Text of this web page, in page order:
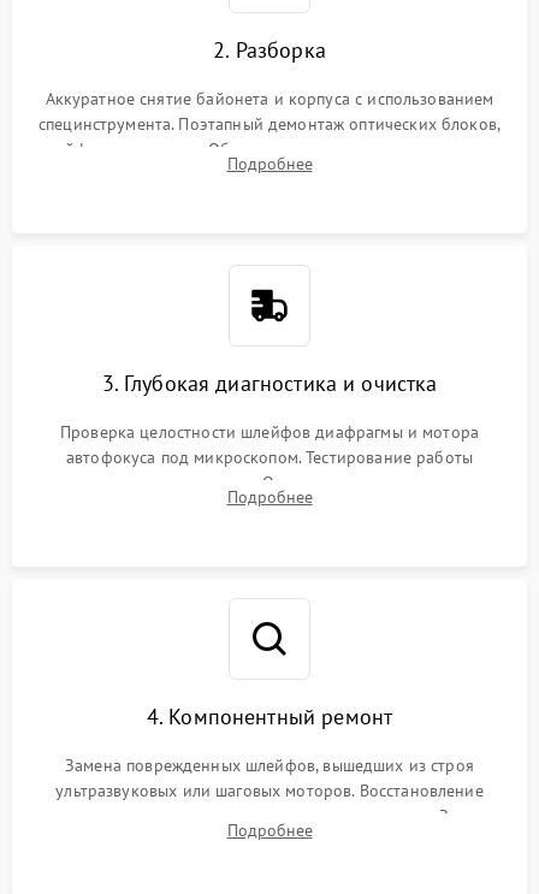
2. Разборка
Аккуратное снятие байонета и корпуса с использованием
специнструмента. Поэтапный демонтаж оптических блоков,
шлейфов и приводов. Обязательная маркировка положения
линзовых групп для сохранения заводской центровки при
Подробнее
3. Глубокая диагностика и очистка
Проверка целостности шлейфов диафрагмы и мотора
автофокуса под микроскопом. Тестирование работы
электромагнитного привода. Очистка оптических элементов
от пыли, следов влаги и грибка спецрастворами без
Подробнее
4. Компонентный ремонт
Замена поврежденных шлейфов, вышедших из строя
ультразвуковых или шаговых моторов. Восстановление
геометрии направляющих при заклинивании зума. Замена
неисправного блока диафрагмы, датчиков положения или
Подробнее